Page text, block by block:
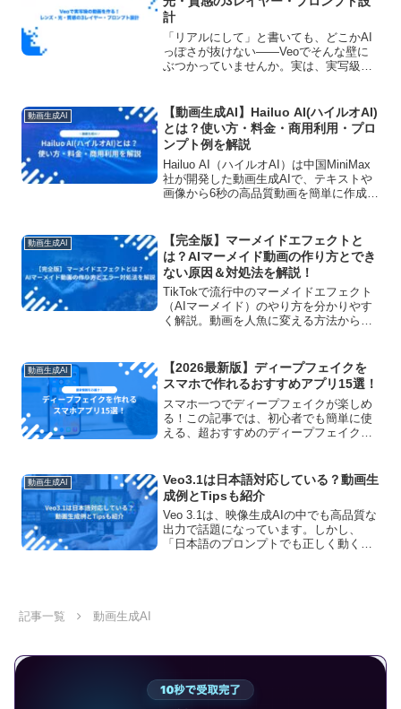
計
「リアルにして」と書いても、どこかAI
っぽさが抜けない——Veoでそんな壁に
ぶつかっていませんか。実は、実写級に
ンプトに足すことです。この記事では、
その具体語を3つの...
動画生成AI
【動画生成AI】Hailuo AI(ハイルオAI)
とは？使い方・料金・商用利用・プロ
ンプト例を解説
Hailuo AI（ハイルオAI）は中国MiniMax
社が開発した動画生成AIで、テキストや
画像から6秒の高品質動画を簡単に作成で
で試せる上、商用利用も可能なため、
SNSやマーケティングなど幅広く活用で
きます！
動画生成AI
【完全版】マーメイドエフェクトと
は？AIマーメイド動画の作り方とでき
ない原因＆対処法を解説！
TikTokで流行中のマーメイドエフェクト
（AIマーメイド）のやり方を分かりやす
く解説。動画を人魚に変える方法から、
点まで初心者向けにまとめました。
動画生成AI
【2026最新版】ディープフェイクを
スマホで作れるおすすめアプリ15選！
スマホ一つでディープフェイクが楽しめ
る！この記事では、初心者でも簡単に使
える、超おすすめのディープフェイクア
解説しつつ、手軽に楽しめるアプリから
本格的な機能を備えたものまで幅広く紹
介します！
動画生成AI
Veo3.1は日本語対応している？動画生
成例とTipsも紹介
Veo 3.1は、映像生成AIの中でも高品質な
出力で話題になっています。しかし、
「日本語のプロンプトでも正しく動く
記事一覧
動画生成AI